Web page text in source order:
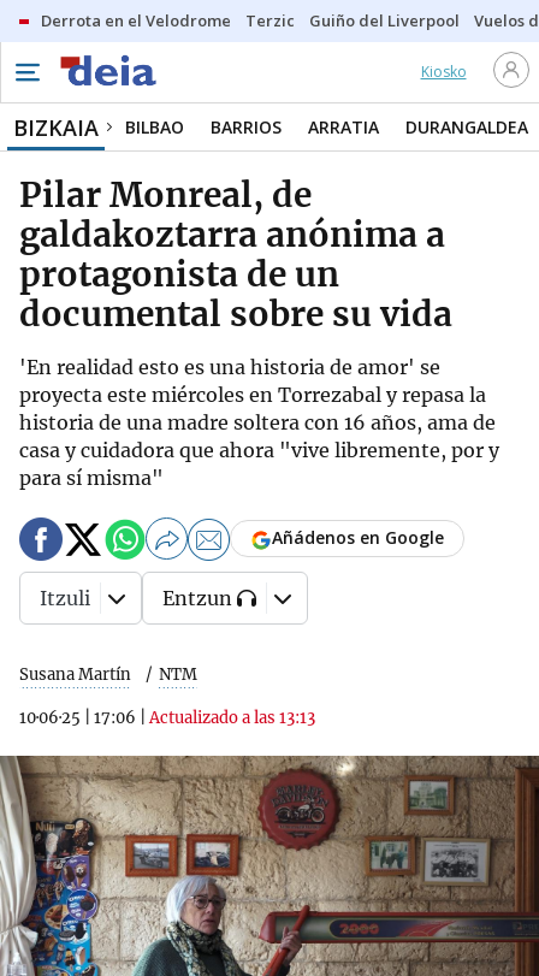
Derrota en el Velodrome Terzic Guiño del Liverpool Vuelos
Kiosko
BIZKAIA BILBAO BARRIOS ARRATIA DURANGALDEA
Pilar Monreal, de
galdakoztarra anónima a
protagonista de un
documental sobre su vida
'En realidad esto es una historia de amor' se
proyecta este miércoles en Torrezabal y repasa la
historia de una madre soltera con 16 años, ama de
casa y cuidadora que ahora "vive libremente, por y
para sí misma"
Susana Martín NTM
10·06·25 17:06 |Actualizado a las 13:13
Añádenos en Google
Itzuli Entzun